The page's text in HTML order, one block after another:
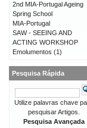
2nd MIA-Portugal Ageing
Spring School
MIA-Portugal
SAW - SEEING AND
ACTING WORKSHOP
Emolumentos (1)
Pesquisa Rápida
Utilize palavras chave
pesquisar Artigos.
Pesquisa Avançada